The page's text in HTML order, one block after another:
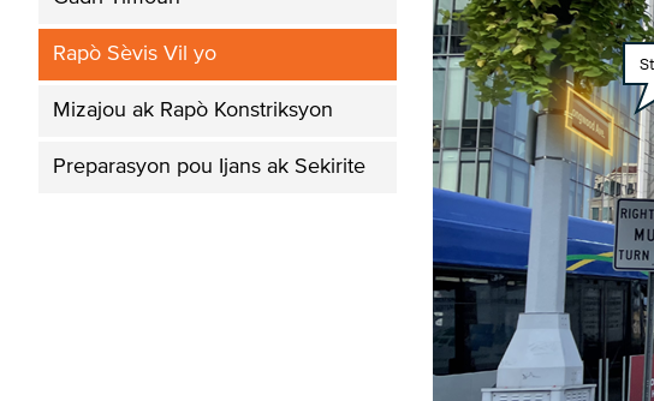
Rapò Sèvis Vil yo
Mizajou ak Rapò Konstriksyon
Preparasyon pou Ijans ak Sekirite